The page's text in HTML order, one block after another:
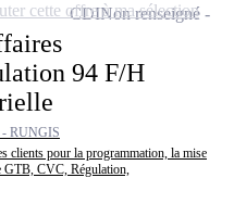
94 F/H
- RUNGIS
clients pour la programmation, la mise
GTB, CVC, Régulation,
CDINon renseigné
cette offre à ma sélection